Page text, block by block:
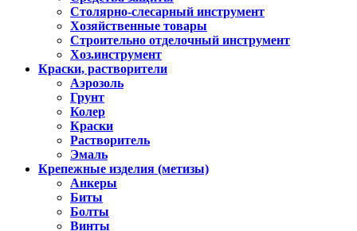
Столярно-слесарный инструмент
Хозяйственные товары
Строительно отделочный инструмент
Хоз.инструмент
Краски, растворители
Аэрозоль
Грунт
Колер
Краски
Растворитель
Эмаль
Крепежные изделия (метизы)
Анкеры
Биты
Болты
Винты